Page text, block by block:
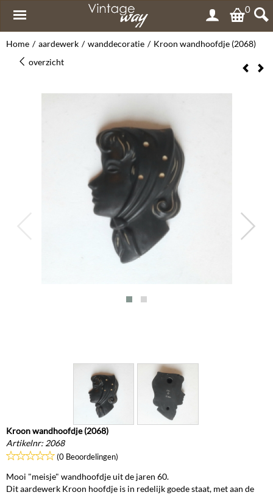
0
Home / aardewerk / wanddecoratie / Kroon wandhoofdje (2068)
overzicht
Kroon wandhoofdje (2068)
Artikelnr: 2068
(0 Beoordelingen)
Mooi "meisje" wandhoofdje uit de jaren 60.
Dit aardewerk Kroon hoofdje is in redelijk goede staat, met aan de